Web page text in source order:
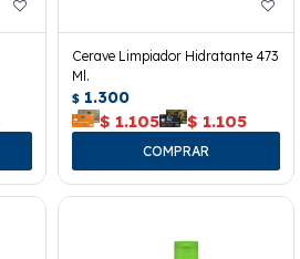
Cerave Limpiador Hidratante 473
Ml.
$ 1.300
$ 1.105 $ 1.105